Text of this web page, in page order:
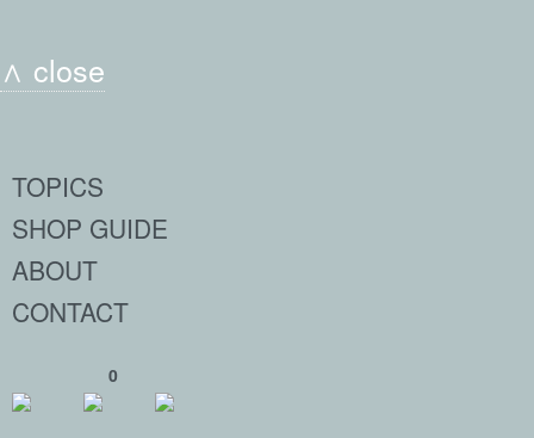
∧ close
TOPICS
SHOP GUIDE
ABOUT
CONTACT
0